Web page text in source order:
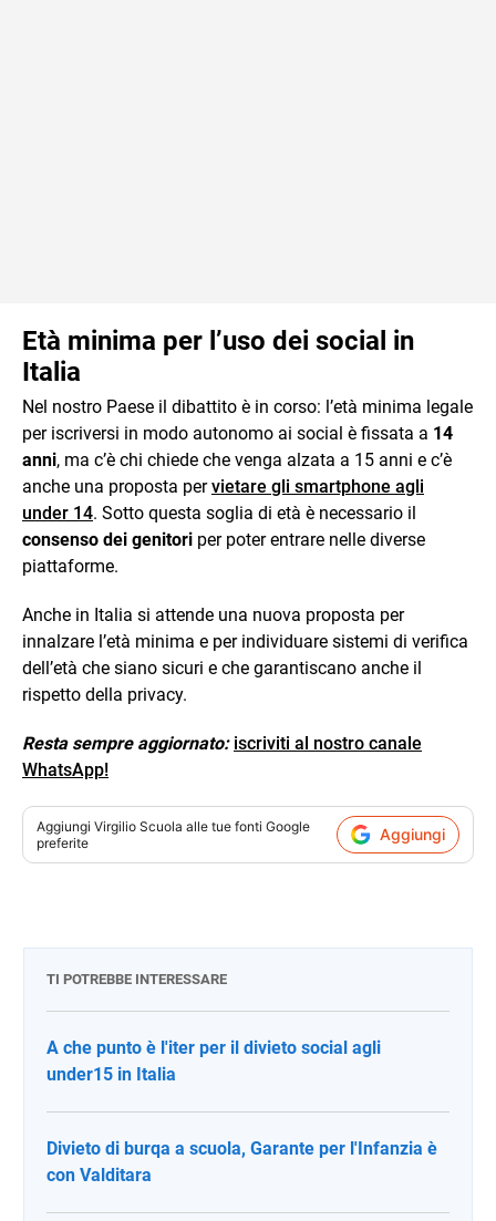
Età minima per l’uso dei social in
Italia
Nel nostro Paese il dibattito è in corso: l’età minima legale
per iscriversi in modo autonomo ai social è fissata a 14
anni, ma c’è chi chiede che venga alzata a 15 anni e c’è
anche una proposta pervietare gli smartphone agli
under 14. Sotto questa soglia di età è necessario il
consenso dei genitori per poter entrare nelle diverse
piattaforme.
Anche in Italia si attende una nuova proposta per
innalzare l’età minima e per individuare sistemi di verifica
dell’età che siano sicuri e che garantiscano anche il
rispetto della privacy.
Resta sempre aggiornato: iscriviti al nostro canale
WhatsApp!
Aggiungi Virgilio Scuola alle tue fonti Google
preferite
Aggiungi
TI POTREBBE INTERESSARE
A che punto è l'iter per il divieto social agli
under15 in Italia
Divieto di burqa a scuola, Garante per l'Infanzia è
con Valditara